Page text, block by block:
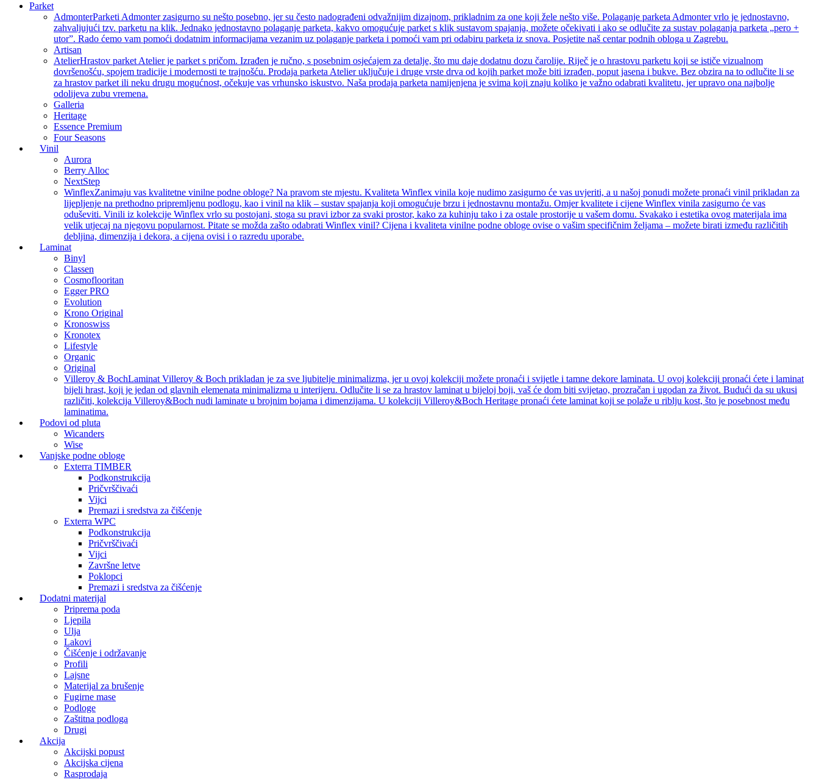
Parket
AdmonterParketi Admonter zasigurno su nešto posebno, jer su često nadograđeni odvažnijim dizajnom, prikladnim za one koji žele nešto više. Polaganje parketa Admonter vrlo je jednostavno,
zahvaljujući tzv. parketu na klik. Jednako jednostavno polaganje parketa, kakvo omogućuje parket s klik sustavom spajanja, možete očekivati i ako se odlučite za sustav polaganja parketa „pero +
utor”. Rado ćemo vam pomoći dodatnim informacijama vezanim uz polaganje parketa i pomoći vam pri odabiru parketa iz snova. Posjetite naš centar podnih obloga u Zagrebu.
Artisan
AtelierHrastov parket Atelier je parket s pričom. Izrađen je ručno, s posebnim osjećajem za detalje, što mu daje dodatnu dozu čarolije. Riječ je o hrastovu parketu koji se ističe vizualnom
dovršenošću, spojem tradicije i modernosti te trajnošću. Prodaja parketa Atelier uključuje i druge vrste drva od kojih parket može biti izrađen, poput jasena i bukve. Bez obzira na to odlučite li se
za hrastov parket ili neku drugu mogućnost, očekuje vas vrhunsko iskustvo. Naša prodaja parketa namijenjena je svima koji znaju koliko je važno odabrati kvalitetu, jer upravo ona najbolje
odolijeva zubu vremena.
Galleria
Heritage
Essence Premium
Four Seasons
Vinil
Aurora
Berry Alloc
NextStep
WinflexZanimaju vas kvalitetne vinilne podne obloge? Na pravom ste mjestu. Kvaliteta Winflex vinila koje nudimo zasigurno će vas uvjeriti, a u našoj ponudi možete pronaći vinil prikladan za
lijepljenje na prethodno pripremljenu podlogu, kao i vinil na klik – sustav spajanja koji omogućuje brzu i jednostavnu montažu. Omjer kvalitete i cijene Winflex vinila zasigurno će vas
oduševiti. Vinili iz kolekcije Winflex vrlo su postojani, stoga su pravi izbor za svaki prostor, kako za kuhinju tako i za ostale prostorije u vašem domu. Svakako i estetika ovog materijala ima
velik utjecaj na njegovu popularnost. Pitate se možda zašto odabrati Winflex vinil? Cijena i kvaliteta vinilne podne obloge ovise o vašim specifičnim željama – možete birati između različitih
debljina, dimenzija i dekora, a cijena ovisi i o razredu uporabe.
Laminat
Binyl
Classen
Cosmoflooritan
Egger PRO
Evolution
Krono Original
Kronoswiss
Kronotex
Lifestyle
Organic
Original
Villeroy & BochLaminat Villeroy & Boch prikladan je za sve ljubitelje minimalizma, jer u ovoj kolekciji možete pronaći i svijetle i tamne dekore laminata. U ovoj kolekciji pronaći ćete i laminat
bijeli hrast, koji je jedan od glavnih elemenata minimalizma u interijeru. Odlučite li se za hrastov laminat u bijeloj boji, vaš će dom biti svijetao, prozračan i ugodan za život. Budući da su ukusi
različiti, kolekcija Villeroy&Boch nudi laminate u brojnim bojama i dimenzijama. U kolekciji Villeroy&Boch Heritage pronaći ćete laminat koji se polaže u riblju kost, što je posebnost među
laminatima.
Podovi od pluta
Wicanders
Wise
Vanjske podne obloge
Exterra TIMBER
Podkonstrukcija
Pričvrščivaći
Vijci
Premazi i sredstva za čišćenje
Exterra WPC
Podkonstrukcija
Pričvrščivaći
Vijci
Završne letve
Poklopci
Premazi i sredstva za čišćenje
Dodatni materijal
Priprema poda
Ljepila
Ulja
Lakovi
Čišćenje i održavanje
Profili
Lajsne
Materijal za brušenje
Fugirne mase
Podloge
Zaštitna podloga
Drugi
Akcija
Akcijski popust
Akcijska cijena
Rasprodaja